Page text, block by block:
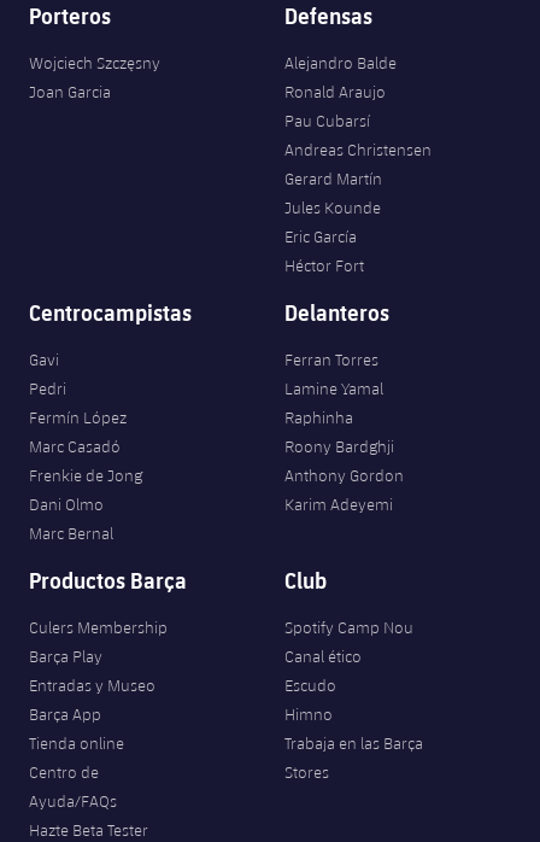
Porteros
Wojciech Szczęsny
Joan Garcia
Defensas
Alejandro Balde
Ronald Araujo
Pau Cubarsí
Andreas Christensen
Gerard Martín
Jules Kounde
Eric García
Héctor Fort
Centrocampistas
Gavi
Pedri
Fermín López
Marc Casadó
Frenkie de Jong
Dani Olmo
Marc Bernal
Delanteros
Ferran Torres
Lamine Yamal
Raphinha
Roony Bardghji
Anthony Gordon
Karim Adeyemi
Productos Barça
Culers Membership
Barça Play
Entradas y Museo
Barça App
Tienda online
Centro de
Ayuda/FAQs
Hazte Beta Tester
Club
Spotify Camp Nou
Canal ético
Escudo
Himno
Trabaja en las Barça
Stores